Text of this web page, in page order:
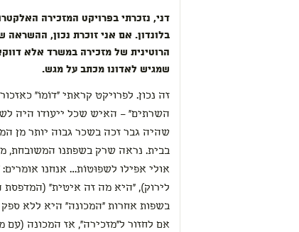
דני, נזכרתי בפרויקט המזכירה
בלונדון. אם אני זוכרת נכון,
הרוטינית של מזכירה במשרד אלא
שמגיש לאדונו מכתב על מגש.
השרתים" – האיש שכל ייעודו היה
שהיה גבר זכה בשכר גבוה יותר מן
בבית. נראה שרק בשפתנו המשובחת,
אולי אפילו לשפוּטוֹת… אנחנו
לירוק), "היא מה זה איטית"
בשפות אחרות "המכונה" היא ללא
אם לחזור ל"מזכירה", אז המכונה